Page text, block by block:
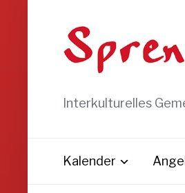
Interkulturelles
Kalender